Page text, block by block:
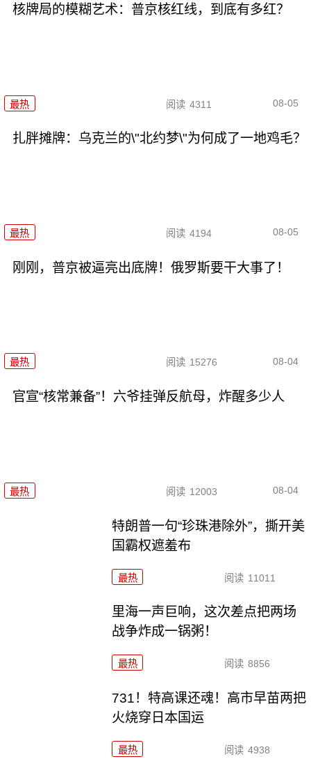
核牌局的模糊艺术：普京核红线，到底有多红？
最热 阅读 4311 08-05
扎胖摊牌：乌克兰的\"北约梦\"为何成了一地鸡毛？
最热 阅读 4194 08-05
刚刚，普京被逼亮出底牌！俄罗斯要干大事了！
最热 阅读 15276 08-04
官宣“核常兼备”！六爷挂弹反航母，炸醒多少人
最热 阅读 12003 08-04
特朗普一句“珍珠港除外”，撕开美
国霸权遮羞布
最热 阅读 11011
里海一声巨响，这次差点把两场
战争炸成一锅粥！
最热 阅读 8856
731！特高课还魂！高市早苗两把
火烧穿日本国运
最热 阅读 4938